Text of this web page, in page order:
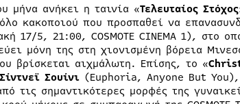
μήνα ανήκει η ταινία «Τελευταίος Στόχος
κακοποιού που προσπαθεί να
17/5, 21:00, COSMOTE CINEMA 1), στο
μόνη της στη χιονισμένη βόρεια
βρίσκεται αιχμάλωτη. Επίσης, το «
Σίντνεϊ Σουίνι(Euphoria, Anyone But You),
τις σημαντικότερες μορφές της